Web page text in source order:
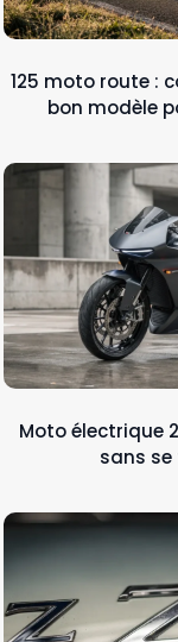
125 moto route :
bon modèle
Moto électrique
sans